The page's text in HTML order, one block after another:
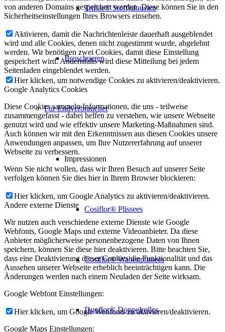
Triflor® Stoffjalousien
Broschueren
Für Endverbraucher
Impressionen
Cosiflor® Plissees
Cosiflor® Wabenplissees
Duoflor® Doppelrollos
von anderen Domains gespeichert werden. Diese können Sie in den
Sicherheitseinstellungen Ihres Browsers einsehen.
Aktivieren, damit die Nachrichtenleiste dauerhaft ausgeblendet
wird und alle Cookies, denen nicht zugestimmt wurde, abgelehnt
werden. Wir benötigen zwei Cookies, damit diese Einstellung
gespeichert wird. Andernfalls wird diese Mitteilung bei jedem
Seitenladen eingeblendet werden.
Hier klicken, um notwendige Cookies zu aktivieren/deaktivieren.
Google Analytics Cookies
Diese Cookies sammeln Informationen, die uns - teilweise
zusammengefasst - dabei helfen zu verstehen, wie unsere Webseite
genutzt wird und wie effektiv unsere Marketing-Maßnahmen sind.
Auch können wir mit den Erkenntnissen aus diesen Cookies unsere
Anwendungen anpassen, um Ihre Nutzererfahrung auf unserer
Webseite zu verbessern.
Wenn Sie nicht wollen, dass wir Ihren Besuch auf unserer Seite
verfolgen können Sie dies hier in Ihrem Browser blockieren:
Hier klicken, um Google Analytics zu aktivieren/deaktivieren.
Andere externe Dienste
Wir nutzen auch verschiedene externe Dienste wie Google
Webfonts, Google Maps und externe Videoanbieter. Da diese
Anbieter möglicherweise personenbezogene Daten von Ihnen
speichern, können Sie diese hier deaktivieren. Bitte beachten Sie,
dass eine Deaktivierung dieser Cookies die Funktionalität und das
Aussehen unserer Webseite erheblich beeinträchtigen kann. Die
Änderungen werden nach einem Neuladen der Seite wirksam.
Google Webfont Einstellungen:
Hier klicken, um Google Webfonts zu aktivieren/deaktivieren.
Google Maps Einstellungen: